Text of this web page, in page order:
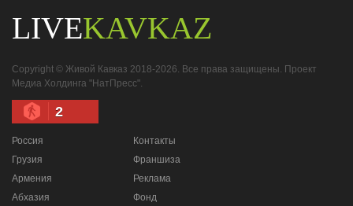
LIVEKAVKAZ
Copyright © Живой Кавказ 2018-2026. Все права защищены. Проект
Медиа Холдинга "НатПресс".
2
Россия
Грузия
Армения
Абхазия
Контакты
Франшиза
Реклама
Фонд